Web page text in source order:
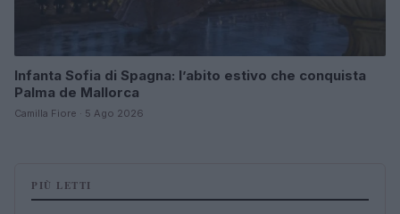
Infanta Sofia di Spagna: l’abito estivo che conquista
Palma de Mallorca
Camilla Fiore · 5 Ago 2026
PIÙ LETTI